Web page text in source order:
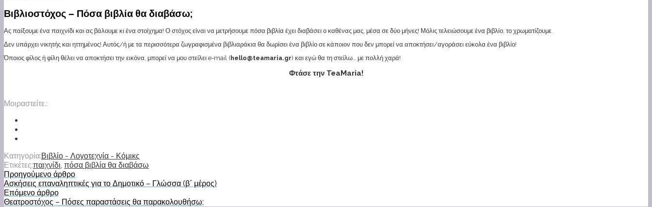
Βιβλιοστόχος – Πόσα βιβλία θα διαβάσω;
Ας παίξουμε ένα παιχνίδι και ας βάλουμε κι ένα στοίχημα! Ο στόχος είναι να μετρήσουμε πόσα βιβλία έχει διαβάσει ο καθένας μας, μέσα σε δύο μήνες! Μόλις τελειώσουμε ένα βιβλίο, το χρωματίζουμε.
Δεν υπάρχει νικητής και ηττημένος! Αυτός/ή με τα περισσότερα ζωγραφισμένα βιβλιαράκια θα δωρίσει ένα βιβλίο σε κάποιον που δεν μπορεί να αποκτήσει/αγοράσει εύκολα ένα βιβλίο!
Όποιος φίλος ή φίλη θέλει να αποκτήσει την εικόνα, μπορεί να μου στείλει e-mail (hello@teamaria.gr) και εγώ θα τη στείλω… με πολλή χαρά!
Φτάσε την TeaMaria!
Μοιραστείτε.:
Κατηγορία:Βιβλίο - Λογοτεχνία - Κόμικς
Ετικέτες:παιχνίδι πόσα βιβλία θα διαβάσω
Προηγούμενο άρθρο
Ασκήσεις επαναληπτικές για το Δημοτικό – Γλώσσα (β΄ μέρος)
Επόμενο άρθρο
Θεατροστόχος – Πόσες παραστάσεις θα παρακολουθήσω;